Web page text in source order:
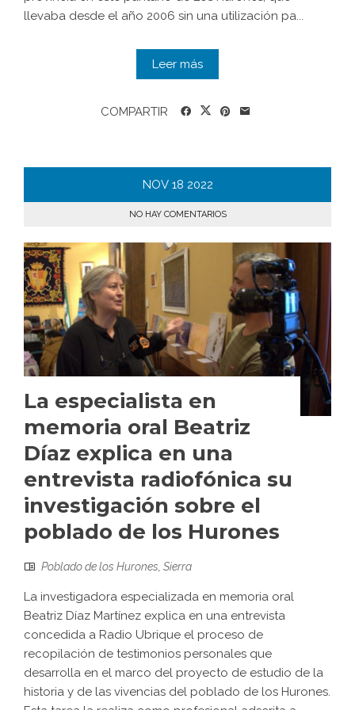
llevaba desde el año 2006 sin una utilización pa...
Leer más
COMPARTIR
NOV 18 2022
NO HAY COMENTARIOS
La especialista en
memoria oral Beatriz
Díaz explica en una
entrevista radiofónica su
investigación sobre el
poblado de los Hurones
Poblado de los Hurones Sierra
La investigadora especializada en memoria oral
Beatriz Díaz Martínez explica en una entrevista
concedida a Radio Ubrique el proceso de
recopilación de testimonios personales que
desarrolla en el marco del proyecto de estudio de la
historia y de las vivencias del poblado de los Hurones.